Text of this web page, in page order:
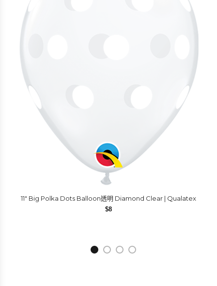
11″ Big Polka Dots Balloon透明 Diamond Clear | Qualatex
$8